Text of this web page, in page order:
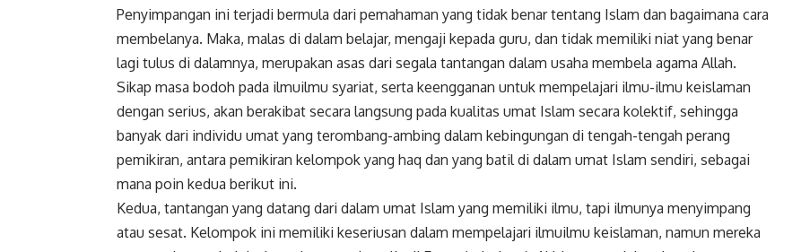
Penyimpangan ini terjadi bermula dari pemahaman yang tidak benar tentang Islam dan bagaimana cara
membelanya. Maka, malas di dalam belajar, mengaji kepada guru, dan tidak memiliki niat yang benar
lagi tulus di dalamnya, merupakan asas dari segala tantangan dalam usaha membela agama Allah.
Sikap masa bodoh pada ilmuilmu syariat, serta keengganan untuk mempelajari ilmu-ilmu keislaman
dengan serius, akan berakibat secara langsung pada kualitas umat Islam secara kolektif, sehingga
banyak dari individu umat yang terombang-ambing dalam kebingungan di tengah-tengah perang
pemikiran, antara pemikiran kelompok yang haq dan yang batil di dalam umat Islam sendiri, sebagai
mana poin kedua berikut ini.
Kedua, tantangan yang datang dari dalam umat Islam yang memiliki ilmu, tapi ilmunya menyimpang
atau sesat. Kelompok ini memiliki keseriusan dalam mempelajari ilmuilmu keislaman, namun mereka